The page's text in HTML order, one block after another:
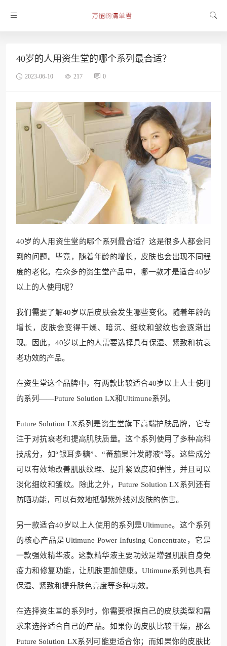
40岁的人用资生堂的哪个系列最合适？
2023-06-10 217 0
40岁的人用资生堂的哪个系列最合适？这是很多人都会问
到的问题。毕竟，随着年龄的增长，皮肤也会出现不同程
度的老化。在众多的资生堂产品中，哪一款才是适合40岁
以上的人使用呢？
我们需要了解40岁以后皮肤会发生哪些变化。随着年龄的
增长，皮肤会变得干燥、暗沉、细纹和皱纹也会逐渐出
现。因此，40岁以上的人需要选择具有保湿、紧致和抗衰
老功效的产品。
在资生堂这个品牌中，有两款比较适合40岁以上人士使用
的系列——Future Solution LX和Ultimune系列。
Future Solution LX系列是资生堂旗下高端护肤品牌，它专
注于对抗衰老和提高肌肤质量。这个系列使用了多种高科
技成分，如“银耳多糖”、“蕃茄果汁发酵液”等。这些成分
可以有效地改善肌肤纹理、提升紧致度和弹性，并且可以
淡化细纹和皱纹。除此之外，Future Solution LX系列还有
防晒功能，可以有效地抵御紫外线对皮肤的伤害。
另一款适合40岁以上人使用的系列是Ultimune。这个系列
的核心产品是Ultimune Power Infusing Concentrate，它是
一款强效精华液。这款精华液主要功效是增强肌肤自身免
疫力和修复功能，让肌肤更加健康。Ultimune系列也具有
保湿、紧致和提升肤色亮度等多种功效。
在选择资生堂的系列时，你需要根据自己的皮肤类型和需
求来选择适合自己的产品。如果你的皮肤比较干燥，那么
Future Solution LX系列可能更适合你；而如果你的皮肤比